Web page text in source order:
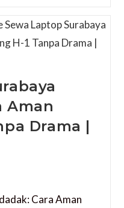
Aman
Drama |
Cara Aman